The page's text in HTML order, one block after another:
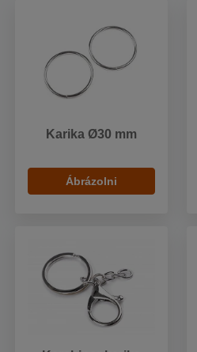
Karika Ø30 mm
Ábrázolni